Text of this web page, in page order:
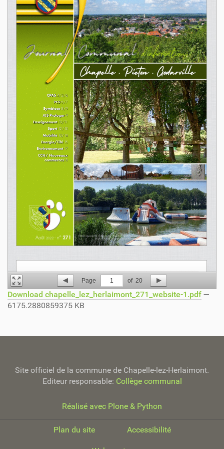
Page 1 of 20
Download chapelle_lez_herlaimont_271_website-1.pdf —
6175.2880859375 KB
Site officiel de la commune de Chapelle-lez-Herlaimont.
Editeur responsable: Collège communal
Réalisé avec Plone & Python
Plan du site Accessibilité